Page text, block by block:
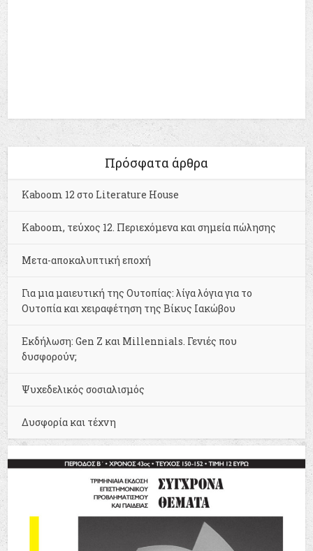
Πρόσφατα άρθρα
Kaboom 12 στο Literature House
Kaboom, τεύχος 12. Περιεχόμενα και σημεία πώλησης
Μετα-αποκαλυπτική εποχή
Για μια μαιευτική της Ουτοπίας: λίγα λόγια για το
Ουτοπία και χειραφέτηση της Βίκυς Ιακώβου
Εκδήλωση: Gen Z και Millennials. Γενιές που
δυσφορούν;
Ψυχεδελικός σοσιαλισμός
Δυσφορία και τέχνη